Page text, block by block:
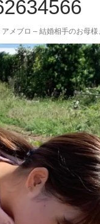
アメブロ – 結婚相手のお母